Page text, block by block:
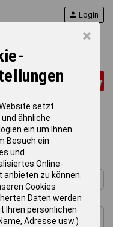
×
setzt
ähnliche
ein um Ihnen
Besuch ein
und
Online-
anbieten zu können.
Cookies
Daten werden
Ihren persönlichen
Adresse usw.)
search
person Login